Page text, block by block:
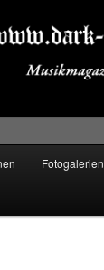
Fotogalerien